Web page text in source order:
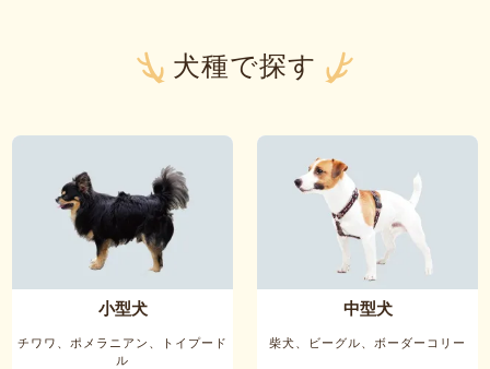
犬種で探す
小型犬
チワワ、ポメラニアン、トイプード
ル
中型犬
柴犬、ビーグル、ボーダーコリー